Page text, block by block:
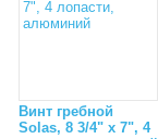
Винт гребной
Solas, 8 3/4" x 7", 4